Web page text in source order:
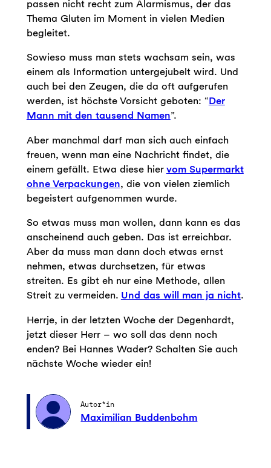
passen nicht recht zum Alarmismus, der das
Thema Gluten im Moment in vielen Medien
begleitet.
Sowieso muss man stets wachsam sein, was
einem als Information untergejubelt wird. Und
auch bei den Zeugen, die da oft aufgerufen
werden, ist höchste Vorsicht geboten: “Der
Mann mit den tausend Namen”.
Aber manchmal darf man sich auch einfach
freuen, wenn man eine Nachricht findet, die
einem gefällt. Etwa diese hier vom Supermarkt
ohne Verpackungen, die von vielen ziemlich
begeistert aufgenommen wurde.
So etwas muss man wollen, dann kann es das
anscheinend auch geben. Das ist erreichbar.
Aber da muss man dann doch etwas ernst
nehmen, etwas durchsetzen, für etwas
streiten. Es gibt eh nur eine Methode, allen
Streit zu vermeiden. Und das will man ja nicht.
Herrje, in der letzten Woche der Degenhardt,
jetzt dieser Herr – wo soll das denn noch
enden? Bei Hannes Wader? Schalten Sie auch
nächste Woche wieder ein!
Autor*in
Maximilian Buddenbohm